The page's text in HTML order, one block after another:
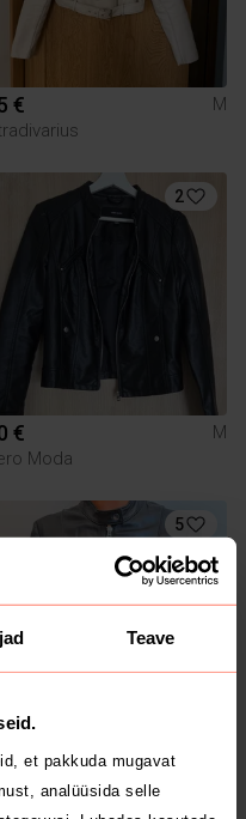
Teave
et pakkuda mugavat
analüüsida selle
€
M
2
€
M
Moda
5
€
Boss